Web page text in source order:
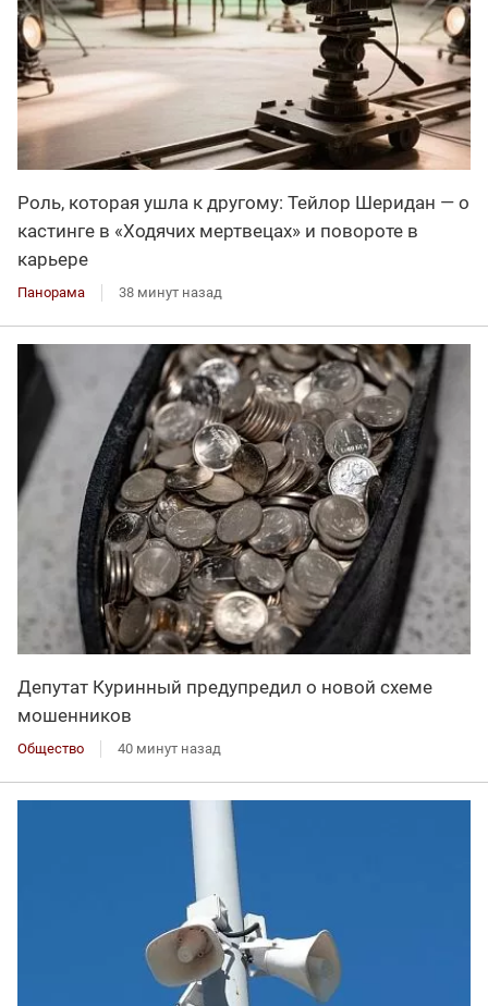
Роль, которая ушла к другому: Тейлор Шеридан — о
кастинге в «Ходячих мертвецах» и повороте в
карьере
Панорама 38 минут назад
Депутат Куринный предупредил о новой схеме
мошенников
Общество 40 минут назад